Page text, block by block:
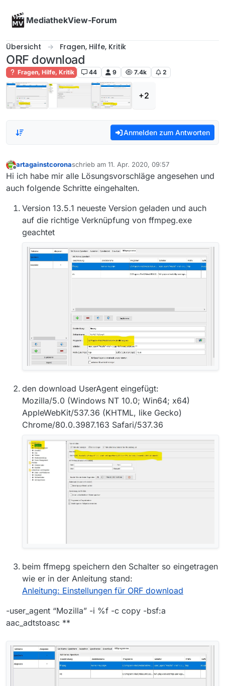
MediathekView-Forum
Übersicht Fragen, Hilfe, Kritik
ORF download
Fragen, Hilfe, Kritik 44 9 7.4k 2
+2
Anmelden zum Antworten
Offline
artagainstcoronaschrieb am 11. Apr. 2020, 09:57
zuletzt editiert von
Hi ich habe mir alle Lösungsvorschläge angesehen und
auch folgende Schritte eingehalten.
Version 13.5.1 neueste Version geladen und auch
auf die richtige Verknüpfung von ffmpeg.exe
geachtet
den download UserAgent eingefügt:
Mozilla/5.0 (Windows NT 10.0; Win64; x64)
AppleWebKit/537.36 (KHTML, like Gecko)
Chrome/80.0.3987.163 Safari/537.36
beim ffmepg speichern den Schalter so eingetragen
wie er in der Anleitung stand:
Anleitung: Einstellungen für ORF download
-user_agent “Mozilla” -i %f -c copy -bsf:a
aac_adtstoasc **